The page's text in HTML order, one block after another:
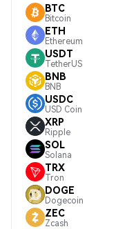
BTC
Bitcoin
ETH
Ethereum
USDT
TetherUS
BNB
BNB
USDC
USD Coin
XRP
Ripple
SOL
Solana
TRX
Tron
DOGE
Dogecoin
ZEC
Zcash